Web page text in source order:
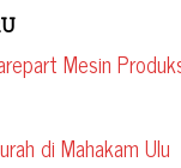
Mesin
di Mahakam Ulu